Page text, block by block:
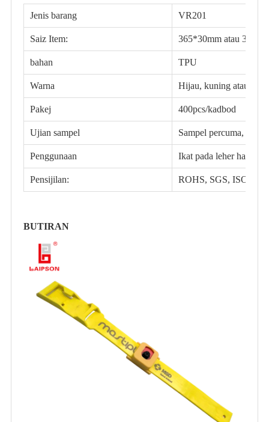
Jenis barang VR201
Saiz Item: 365*30mm atau
bahan TPU
Warna Hijau, kuning atau
Pakej 400pcs/kadbod
Ujian sampel Sampel percuma,
Penggunaan Ikat pada leher haiwan
Pensijilan: ROHS, SGS,
BUTIRAN